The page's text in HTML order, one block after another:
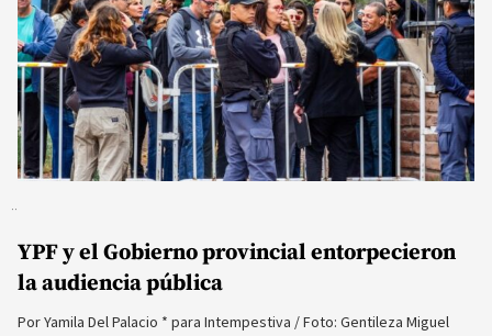
YPF y el Gobierno provincial entorpecieron
la audiencia pública
Por Yamila Del Palacio * para Intempestiva / Foto: Gentileza Miguel